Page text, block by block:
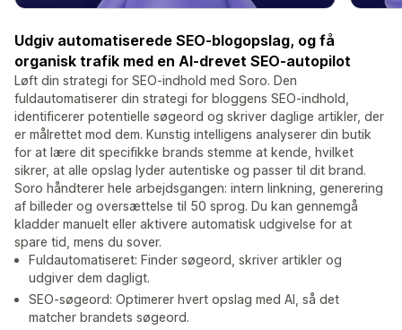
Udgiv automatiserede SEO-blogopslag, og få
organisk trafik med en AI-drevet SEO-autopilot
Løft din strategi for SEO-indhold med Soro. Den
fuldautomatiserer din strategi for bloggens SEO-indhold,
identificerer potentielle søgeord og skriver daglige artikler, der
er målrettet mod dem. Kunstig intelligens analyserer din butik
for at lære dit specifikke brands stemme at kende, hvilket
sikrer, at alle opslag lyder autentiske og passer til dit brand.
Soro håndterer hele arbejdsgangen: intern linkning, generering
af billeder og oversættelse til 50 sprog. Du kan gennemgå
kladder manuelt eller aktivere automatisk udgivelse for at
spare tid, mens du sover.
Fuldautomatiseret: Finder søgeord, skriver artikler og
udgiver dem dagligt.
SEO-søgeord: Optimerer hvert opslag med AI, så det
matcher brandets søgeord.